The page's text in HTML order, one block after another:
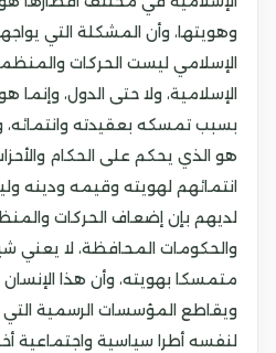
وهويتها، وأن المشكلة التي
الإسلامي ليست الحركات
الإسلامية، ولا حتى الدول، وإنما
بسبب تمسكه بعقيدته وانتمائه،
هو الذي يحكم على الحكام
انتمائهم لهويته وقيمه ودينه
لديهم بإن إضعاف الحركات
والحكومات المحافظة، لا يعني
متمسكا بهويته، وأن هذا
ويقاطع المؤسسات الرسمية
لنفسه أطرا سياسية واجتماعية